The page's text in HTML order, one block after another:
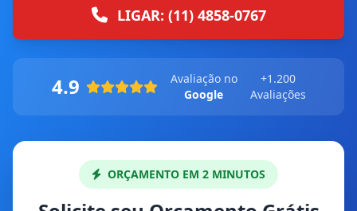
LIGAR: (11) 4858-0767
4.9
Avaliação no
Google
+1.200
Avaliações
ORÇAMENTO EM 2 MINUTOS